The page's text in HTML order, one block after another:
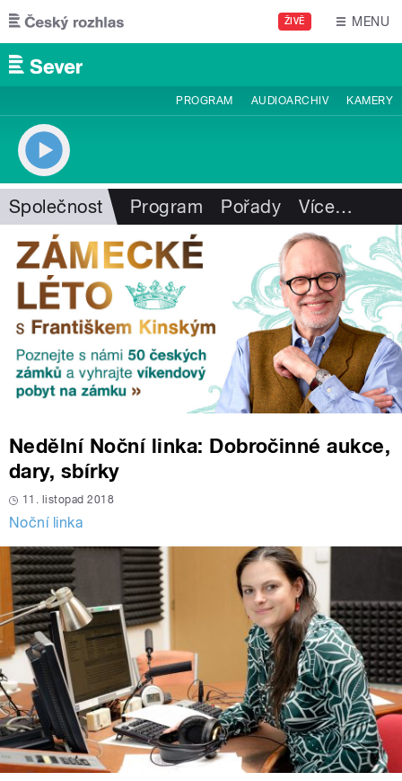
Přejít k hlavnímu obsahu
ŽIVĚ MENU
PROGRAM AUDIOARCHIV KAMERY
Společnost Program Pořady Více…
Nedělní Noční linka: Dobročinné aukce,
dary, sbírky
11. listopad 2018
Noční linka